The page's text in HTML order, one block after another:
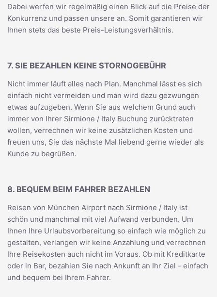
Dabei werfen wir regelmäßig einen Blick auf die Preise der
Konkurrenz und passen unsere an. Somit garantieren wir
Ihnen stets das beste Preis-Leistungsverhältnis.
7. SIE BEZAHLEN KEINE STORNOGEBÜHR
Nicht immer läuft alles nach Plan. Manchmal lässt es sich
einfach nicht vermeiden und man wird dazu gezwungen
etwas aufzugeben. Wenn Sie aus welchem Grund auch
immer von Ihrer Sirmione / Italy Buchung zurücktreten
wollen, verrechnen wir keine zusätzlichen Kosten und
freuen uns, Sie das nächste Mal liebend gerne wieder als
Kunde zu begrüßen.
8. BEQUEM BEIM FAHRER BEZAHLEN
Reisen von München Airport nach Sirmione / Italy ist
schön und manchmal mit viel Aufwand verbunden. Um
Ihnen Ihre Urlaubsvorbereitung so einfach wie möglich zu
gestalten, verlangen wir keine Anzahlung und verrechnen
Ihre Reisekosten auch nicht im Voraus. Ob mit Kreditkarte
oder in Bar, bezahlen Sie nach Ankunft an Ihr Ziel - einfach
und bequem bei Ihrem Fahrer.